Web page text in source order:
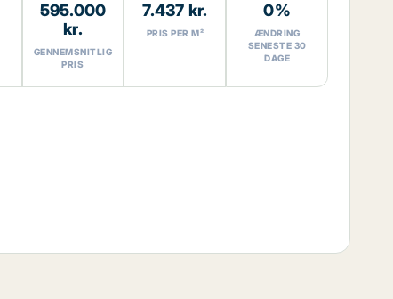
595.000
kr.
GENNEMSNITLIG
PRIS
7.437 kr.
PRIS PER M²
0%
ÆNDRING
SENESTE 30
DAGE